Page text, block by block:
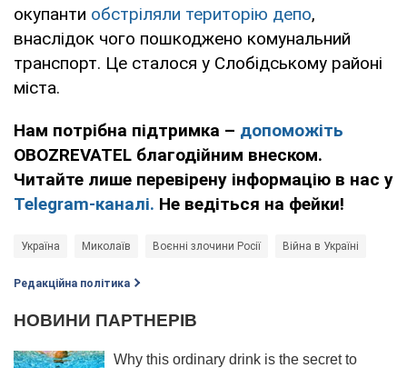
окупанти обстріляли територію депо,
внаслідок чого пошкоджено комунальний
транспорт. Це сталося у Слобідському районі
міста.
Нам потрібна підтримка – допоможіть
OBOZREVATEL благодійним внеском.
Читайте лише перевірену інформацію в нас у
Telegram-каналі. Не ведіться на фейки!
Україна Миколаїв Воєнні злочини Росії Війна в Україні
Редакційна політика